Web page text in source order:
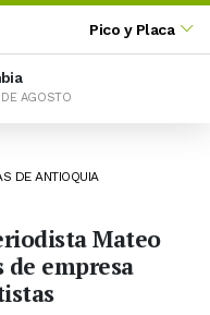
Pico y Placa
AGOSTO
DE ANTIOQUIA
Mateo
de empresa